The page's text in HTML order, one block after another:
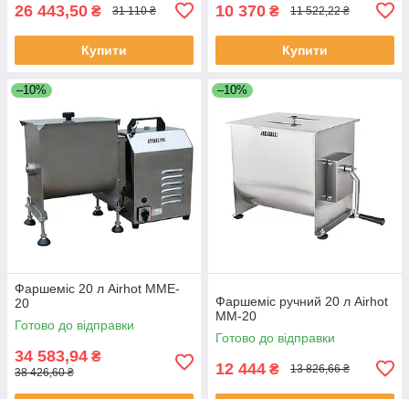
26 443,50 ₴ 31 110 ₴
Купити
10 370 ₴ 11 522,22 ₴
Купити
–10%
Фаршеміс 20 л Airhot MME-
20
Готово до відправки
34 583,94 ₴
38 426,60 ₴
–10%
Фаршеміс ручний 20 л Airhot
MM-20
Готово до відправки
12 444 ₴ 13 826,66 ₴